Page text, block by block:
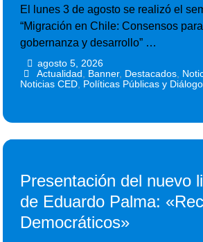
El lunes 3 de agosto se realizó el
“Migración en Chile: Consensos
gobernanza y desarrollo” …
agosto 5, 2026
Actualidad Banner, Destacados,
Noticias CED Políticas Públicas y
Presentación del nuevo
de Eduardo Palma:
Democráticos»